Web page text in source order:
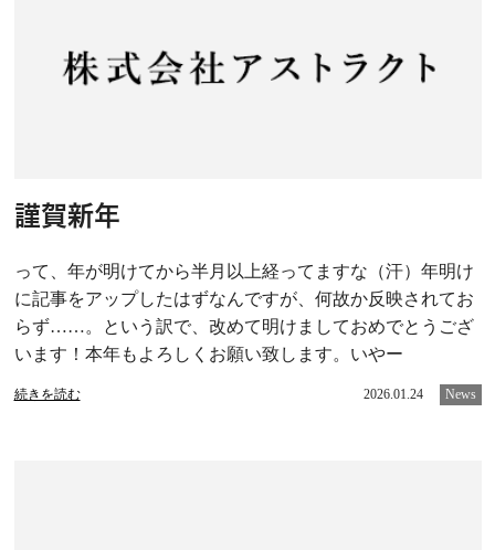
謹賀新年
って、年が明けてから半月以上経ってますな（汗）年明け
に記事をアップしたはずなんですが、何故か反映されてお
らず……。という訳で、改めて明けましておめでとうござ
います！本年もよろしくお願い致します。いやー
続きを読む 2026.01.24 News